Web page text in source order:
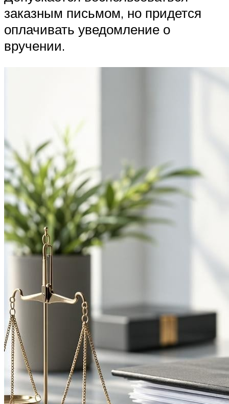
заказным письмом, но придется
оплачивать уведомление о
вручении.